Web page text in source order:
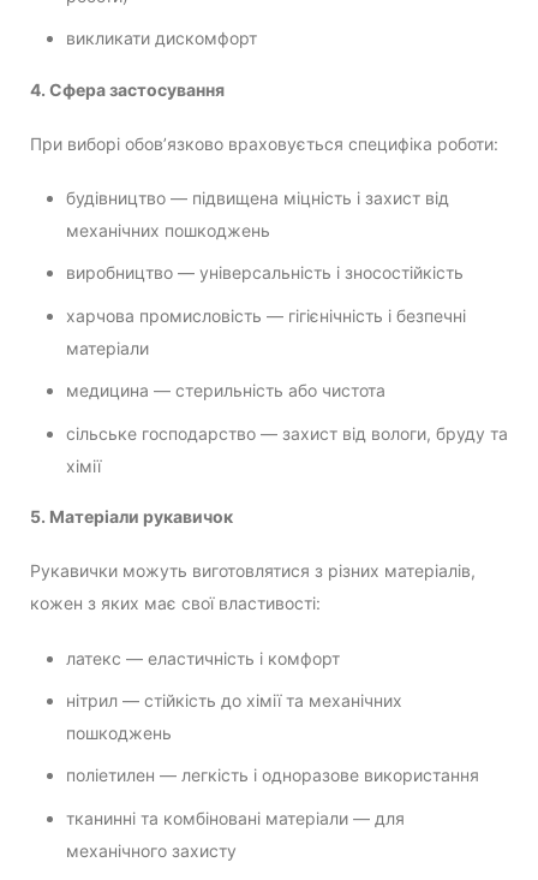
викликати дискомфорт
4. Сфера застосування
При виборі обов’язково враховується специфіка роботи:
будівництво — підвищена міцність і захист від
механічних пошкоджень
виробництво — універсальність і зносостійкість
харчова промисловість — гігієнічність і безпечні
матеріали
медицина — стерильність або чистота
сільське господарство — захист від вологи, бруду та
хімії
5. Матеріали рукавичок
Рукавички можуть виготовлятися з різних матеріалів,
кожен з яких має свої властивості:
латекс — еластичність і комфорт
нітрил — стійкість до хімії та механічних
пошкоджень
поліетилен — легкість і одноразове використання
тканинні та комбіновані матеріали — для
механічного захисту